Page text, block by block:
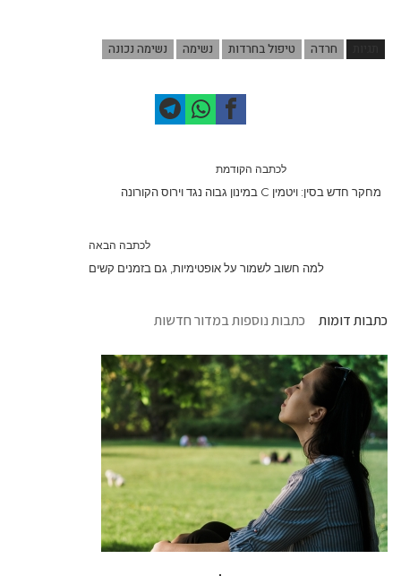
חרדה טיפול בחרדות נשימה נשימה נכונה
לכתבה הקודמת
מחקר חדש בסין: ויטמין C במינון גבוה נגד וירוס הקורונה
לכתבה הבאה
למה חשוב לשמור על אופטימיות, גם בזמנים קשים
כתבות דומות כתבות נוספות במדור חדשות